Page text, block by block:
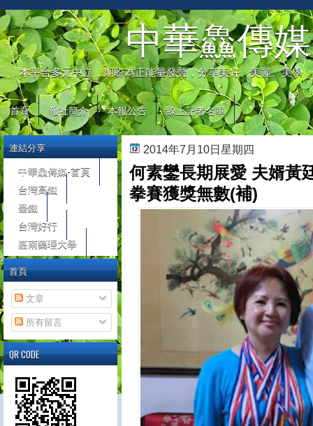
中華鱻傳媒
本平台多元中立，期盼為正能量發聲，分享美好、美麗、美學
首頁 報社簡介 本報公告 線上記者名單
2014年7月10日星期四
何素鑾長期展愛 夫婿黃
拳賽獲獎無數(補)
連結分享
中華鱻傳媒-首頁
台灣高鐵
臺鐵
台灣好行
嘉南藥理大學
首頁
文章
所有留言
QR CODE